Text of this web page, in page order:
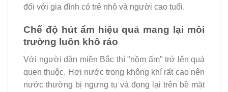
đối với gia đình có trẻ nhỏ và người cao tuổi.
Chế độ hút ẩm hiệu quả mang lại môi
trường luôn khô ráo
Với người dân miền Bắc thì "nồm ẩm" trở lên quá
quen thuộc. Hơi nước trong không khí rất cao nên
nước thường bị ngưng tụ và đọng lại trên bề mặt